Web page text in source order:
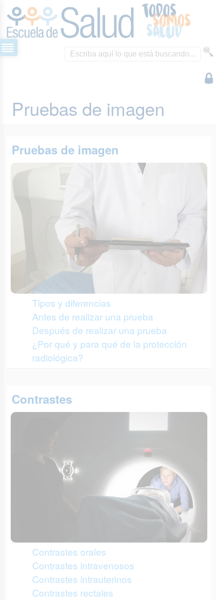
Pruebas de imagen
Pruebas de imagen
Tipos y diferencias
Antes de realizar una prueba
Después de realizar una prueba
¿Por qué y para qué de la protección
radiológica?
Contrastes
Contrastes orales
Contrastes intravenosos
Contrastes intrauterinos
Contrastes rectales